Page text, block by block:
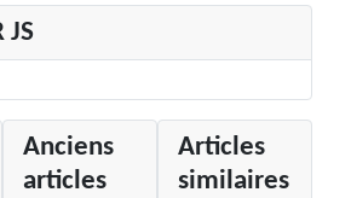
JS
Anciens
articles
Articles
similaires